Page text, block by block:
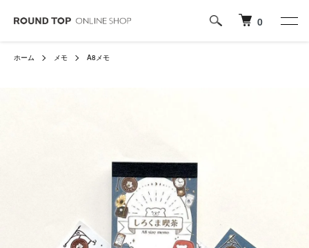
0
ホーム メモ A8メモ